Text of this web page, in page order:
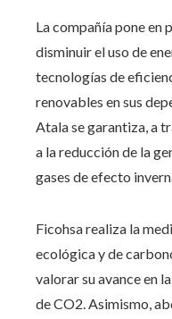
La compañía pone en
disminuir el uso de
tecnologías de
renovables en sus
Atala se garantiza, a
a la reducción de la
gases de efecto
Ficohsa realiza la
ecológica y de
valorar su avance en
de CO2. Asimismo,